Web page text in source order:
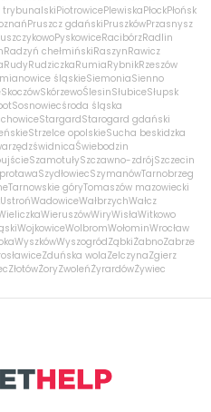
trybunalskiPiotrowicePlewiskaPłockPłońsk
Pruszcz gdańskiPruszkówPrzasnysz
PyskowiceRacibórzRadlin
Radzyń chełmińskiRaszynRawicz
RudyRudziczkaRumiaRybnikRzeszów
śląskieSiemoniaSienno
SkoczówSkórzewoŚlesinSłubiceSłupsk
Sosnowiecśroda śląska
StargardStarogard gdański
Strzelce opolskieSucha beskidzka
świdnicaŚwiebodzin
SzamotułySzczawno-zdrójSzczecin
SzydłowiecSzymanówTarnobrzeg
Tarnowskie góryTomaszów mazowiecki
UstrońWadowiceWałbrzychWałcz
WieruszówWiryWisłaWitkowo
WojkowiceWolbromWołominWrocław
WyszkówWyszogródZąbkiŻabnoZabrze
Zduńska wolaZelczynaZgierz
ZłotówŻoryZwoleńŻyrardówŻywiec